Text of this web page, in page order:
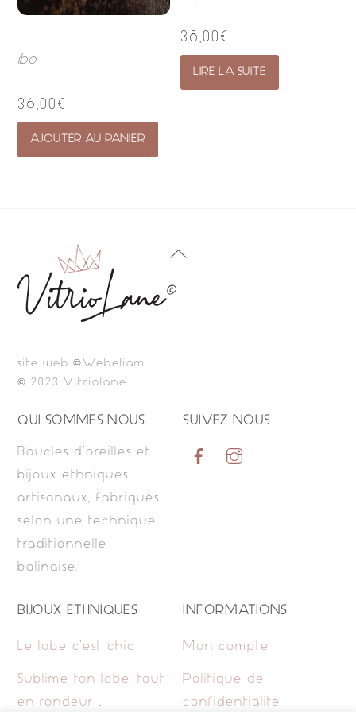
ibo
36,00 €
AJOUTER AU PANIER
38,00 €
LIRE LA SUITE
Back
site web ©Webeliam
© 2023 Vitriolane
QUI SOMMES NOUS
Boucles d’oreilles et
bijoux ethniques
artisanaux, fabriqués
selon une technique
traditionnelle
balinaise.
SUIVEZ NOUS
BIJOUX ETHNIQUES
Le lobe c’est chic
Sublime ton lobe, tout
en rondeur …
INFORMATIONS
Mon compte
Politique de
confidentialité